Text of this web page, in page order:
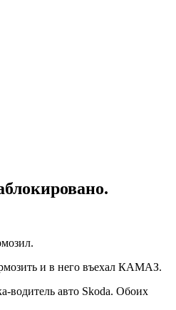
и в него въехал КАМАЗ.
водитель авто Skoda. Обоих